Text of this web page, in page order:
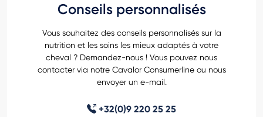
Conseils personnalisés
Vous souhaitez des conseils personnalisés sur la
nutrition et les soins les mieux adaptés à votre
cheval ? Demandez-nous ! Vous pouvez nous
contacter via notre Cavalor Consumerline ou nous
envoyer un e-mail.
+32(0)9 220 25 25